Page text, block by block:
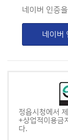
네이버 인증
네이버
정읍시청에서
+상업적이용금
다.